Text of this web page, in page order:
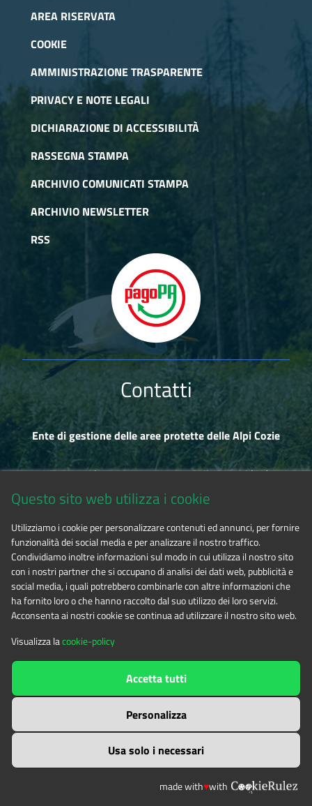
AREA RISERVATA
COOKIE
AMMINISTRAZIONE TRASPARENTE
PRIVACY E NOTE LEGALI
DICHIARAZIONE DI ACCESSIBILITÀ
RASSEGNA STAMPA
ARCHIVIO COMUNICATI STAMPA
ARCHIVIO NEWSLETTER
RSS
Contatti
Ente di gestione delle aree protette delle Alpi Cozie
Via Fransuà Fontan, 1 - 10050 Salbertrand (TO)
Tel. 0122.854720
E-mailalpicozie@cert.ruparpiemonte.it
The contents of this websitebyEnte di gestione delle aree
protette delle Alpi Cozieis licensed under
Attribution-NonCommercial-NoDerivatives 4.0 International
Questo sito web utilizza i cookie
Utilizziamo i cookie per personalizzare contenuti ed annunci, per fornire
funzionalità dei social media e per analizzare il nostro traffico.
Condividiamo inoltre informazioni sul modo in cui utilizza il nostro sito
con i nostri partner che si occupano di analisi dei dati web, pubblicità e
social media, i quali potrebbero combinarle con altre informazioni che
ha fornito loro o che hanno raccolto dal suo utilizzo dei loro servizi.
Acconsenta ai nostri cookie se continua ad utilizzare il nostro sito web.
Visualizza lacookie-policy
Usa solo i necessari
Personalizza
Accetta tutti
made with♥with